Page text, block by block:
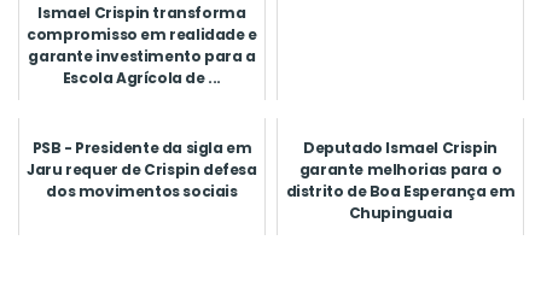
Ismael Crispin transforma
compromisso em realidade e
garante investimento para a
Escola Agrícola de ...
PSB - Presidente da sigla em
Jaru requer de Crispin defesa
dos movimentos sociais
Deputado Ismael Crispin
garante melhorias para o
distrito de Boa Esperança em
Chupinguaia